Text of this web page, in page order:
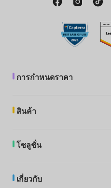
การกำหนดราคา
สินค้า
โซลูชั่น
เกี่ยวกับ